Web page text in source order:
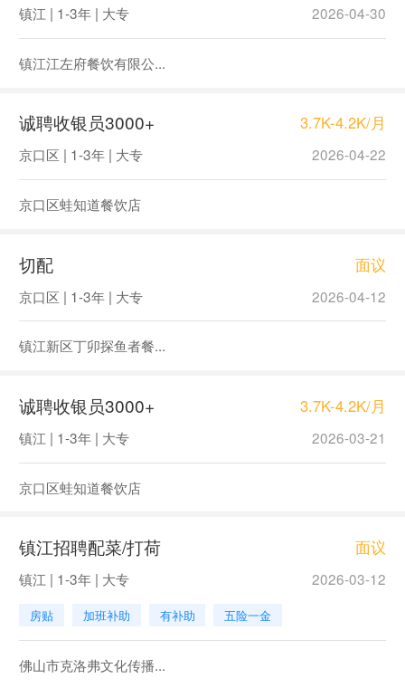
镇江 | 1-3年 | 大专 2026-04-30
镇江江左府餐饮有限公...
诚聘收银员3000+ 3.7K-4.2K/月
京口区 | 1-3年 | 大专 2026-04-22
京口区蛙知道餐饮店
切配 面议
京口区 | 1-3年 | 大专 2026-04-12
镇江新区丁卯探鱼者餐...
诚聘收银员3000+ 3.7K-4.2K/月
镇江 | 1-3年 | 大专 2026-03-21
京口区蛙知道餐饮店
镇江招聘配菜/打荷 面议
镇江 | 1-3年 | 大专 2026-03-12
房贴 加班补助 有补助 五险一金
佛山市克洛弗文化传播...